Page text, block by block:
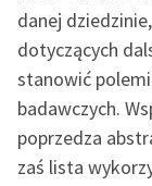
feministycznej
Ręce pełne poezji
Kolekcje
twórców
do domeny
lektur szkolnych
danej
dotyczących
stanowić
badawczych.
poprzedza
zaś lista